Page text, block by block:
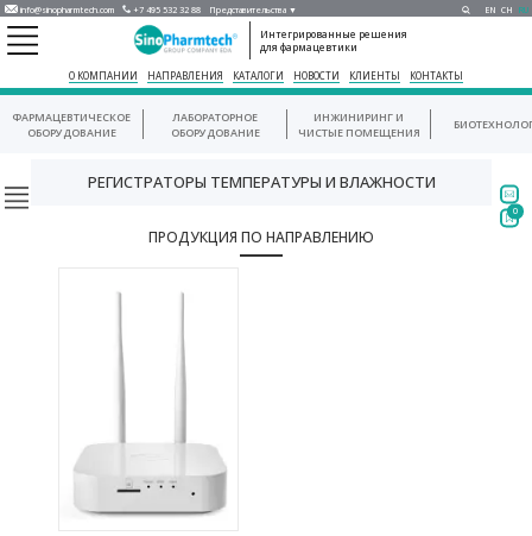
info@sinopharmtech.com +7 495 532 32 88 Представительства ▼ EN CH RU
Интегрированные решения
для фармацевтики
О КОМПАНИИ НАПРАВЛЕНИЯ КАТАЛОГИ НОВОСТИ КЛИЕНТЫ КОНТАКТЫ
ФАРМАЦЕВТИЧЕСКОЕ
ОБОРУДОВАНИЕ
ЛАБОРАТОРНОЕ
ОБОРУДОВАНИЕ
ИНЖИНИРИНГ И
ЧИСТЫЕ ПОМЕЩЕНИЯ
РЕГИСТРАТОРЫ ТЕМПЕРАТУРЫ И ВЛАЖНОСТИ
ПРОДУКЦИЯ ПО НАПРАВЛЕНИЮ
0